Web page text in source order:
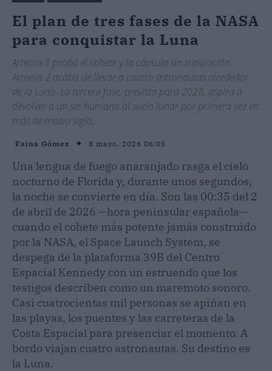
El plan de tres fases de la NASA
para conquistar la Luna
Artemis 1 probó el cohete y la cápsula sin tripulación.
Artemis 2 acaba de llevar a cuatro astronautas alrededor
de la Luna. La tercera fase, prevista para 2028, aspira a
devolver a un ser humano al suelo lunar por primera vez en
más de medio siglo.
Faina Gómez 8 mayo, 2026 06:05
Una lengua de fuego anaranjado rasga el cielo
nocturno de Florida y, durante unos segundos,
la noche se convierte en día. Son las 00:35 del 2
de abril de 2026 —hora peninsular española—
cuando el cohete más potente jamás construido
por la NASA, el Space Launch System, se
despega de la plataforma 39B del Centro
Espacial Kennedy con un estruendo que los
testigos describen como un maremoto sonoro.
Casi cuatrocientas mil personas se apiñan en
las playas, los puentes y las carreteras de la
Costa Espacial para presenciar el momento. A
bordo viajan cuatro astronautas. Su destino es
la Luna.